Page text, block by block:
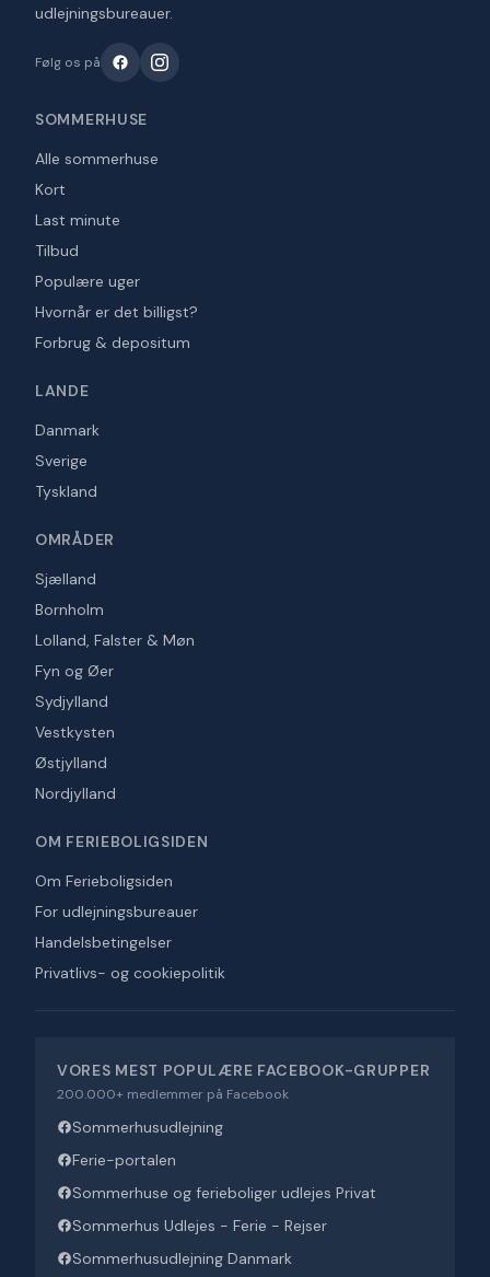
udlejningsbureauer.
Følg os på
SOMMERHUSE
Alle sommerhuse
Kort
Last minute
Tilbud
Populære uger
Hvornår er det billigst?
Forbrug & depositum
LANDE
Danmark
Sverige
Tyskland
OMRÅDER
Sjælland
Bornholm
Lolland, Falster & Møn
Fyn og Øer
Sydjylland
Vestkysten
Østjylland
Nordjylland
OM FERIEBOLIGSIDEN
Om Ferieboligsiden
For udlejningsbureauer
Handelsbetingelser
Privatlivs- og cookiepolitik
VORES MEST POPULÆRE FACEBOOK-GRUPPER
200.000+ medlemmer på Facebook
Sommerhusudlejning
Ferie-portalen
Sommerhuse og ferieboliger udlejes Privat
Sommerhus Udlejes - Ferie - Rejser
Sommerhusudlejning Danmark